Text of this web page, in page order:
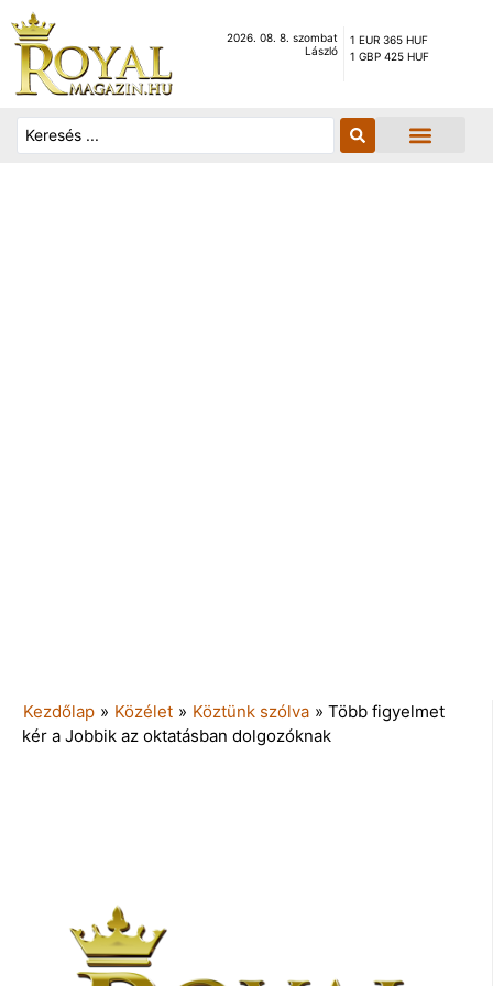
2026. 08. 8. szombat
László
1 EUR 365 HUF
1 GBP 425 HUF
Kezdőlap » Közélet » Köztünk szólva » Több figyelmet
kér a Jobbik az oktatásban dolgozóknak